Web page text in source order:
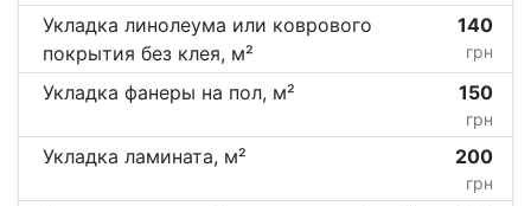
Укладка линолеума или коврового
покрытия без клея, м²
140
грн
Укладка фанеры на пол, м² 150
грн
Укладка ламината, м² 200
грн